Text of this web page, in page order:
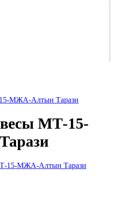
МЖА-Алтын Тарази
МТ-15-